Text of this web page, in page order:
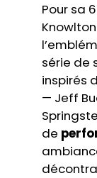
Pour sa
série de
inspirés
— Jeff
de